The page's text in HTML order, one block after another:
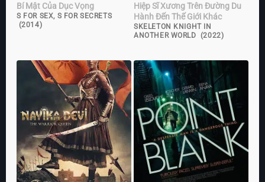
Bí Mật Của Dục Vọng
S FOR SEX, S FOR SECRETS
(2014)
Hiệp Sĩ Xương Trên Đường Du
Hành Đến Thế Giới Khác
SKELETON KNIGHT IN
ANOTHER WORLD (2022)